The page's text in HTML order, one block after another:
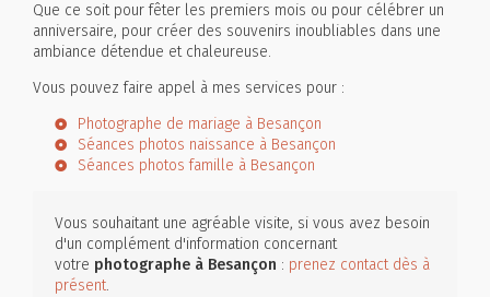
Que ce soit pour fêter les premiers mois ou pour célébrer un
anniversaire, pour créer des souvenirs inoubliables dans une
ambiance détendue et chaleureuse.
Vous pouvez faire appel à mes services pour :
Photographe de mariage à Besançon
Séances photos naissance à Besançon
Séances photos famille à Besançon
Vous souhaitant une agréable visite, si vous avez besoin
d'un complément d'information concernant
votre photographe à Besançon : prenez contact dès à
présent.